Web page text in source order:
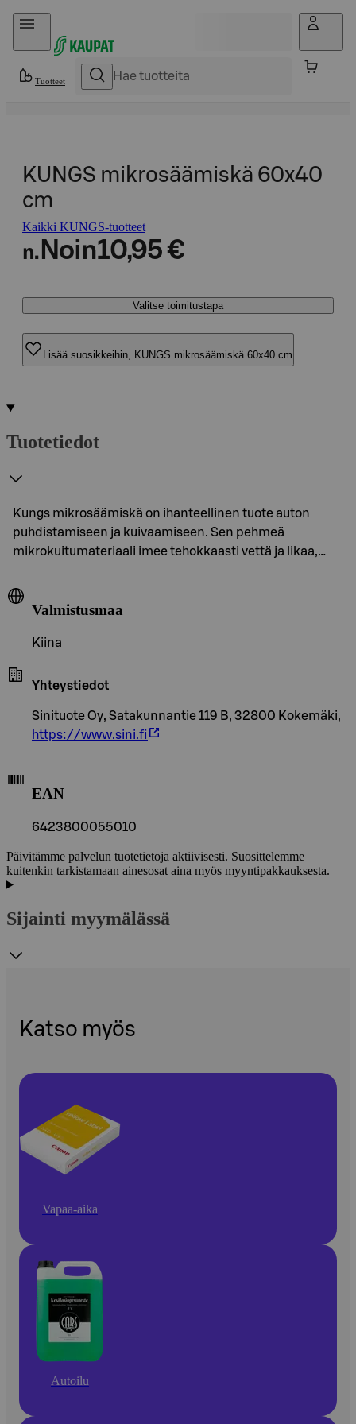
Hyppää sisältöön
Tuotteet
KUNGS mikrosäämiskä 60x40
cm
Kaikki KUNGS-tuotteet
n. Noin10,95 €
Valitse toimitustapa
Lisää suosikkeihin, KUNGS mikrosäämiskä 60x40 cm
Tuotetiedot
Kungs mikrosäämiskä on ihanteellinen tuote auton
puhdistamiseen ja kuivaamiseen. Sen pehmeä
mikrokuitumateriaali imee tehokkaasti vettä ja likaa,…
Valmistusmaa
Kiina
Yhteystiedot
Sinituote Oy, Satakunnantie 119 B, 32800 Kokemäki,
https://www.sini.fi
EAN
6423800055010
Päivitämme palvelun tuotetietoja aktiivisesti. Suosittelemme
kuitenkin tarkistamaan ainesosat aina myös myyntipakkauksesta.
Sijainti myymälässä
Katso myös
Vapaa-aika
Autoilu